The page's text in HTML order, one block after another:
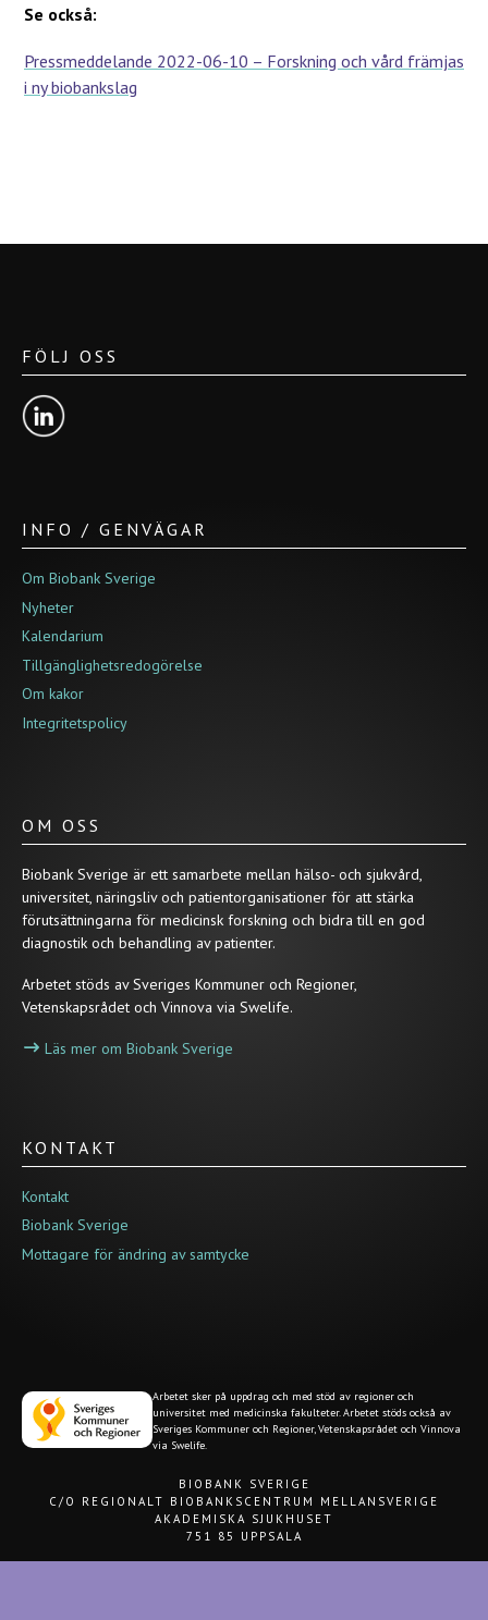
Se också:
Pressmeddelande 2022-06-10 – Forskning och vård främjas
i ny biobankslag
FÖLJ OSS
INFO / GENVÄGAR
Om Biobank Sverige
Nyheter
Kalendarium
Tillgänglighetsredogörelse
Om kakor
Integritetspolicy
OM OSS
Biobank Sverige är ett samarbete mellan hälso- och sjukvård,
universitet, näringsliv och patientorganisationer för att stärka
förutsättningarna för medicinsk forskning och bidra till en god
diagnostik och behandling av patienter.
Arbetet stöds av Sveriges Kommuner och Regioner,
Vetenskapsrådet och Vinnova via Swelife.
Läs mer om Biobank Sverige
KONTAKT
Kontakt
Biobank Sverige
Mottagare för ändring av samtycke
Arbetet sker på uppdrag och med stöd av regioner och
universitet med medicinska fakulteter. Arbetet stöds också av
Sveriges Kommuner och Regioner, Vetenskapsrådet och Vinnova
via Swelife.
BIOBANK SVERIGE
C/O REGIONALT BIOBANKSCENTRUM MELLANSVERIGE
AKADEMISKA SJUKHUSET
751 85 UPPSALA